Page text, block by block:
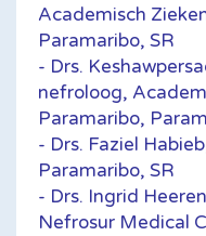
Academisch
Paramaribo, SR
- Drs.
nefroloog,
Paramaribo,
- Drs. Faziel
Paramaribo, SR
- Drs. Ingrid
Nefrosur Medical